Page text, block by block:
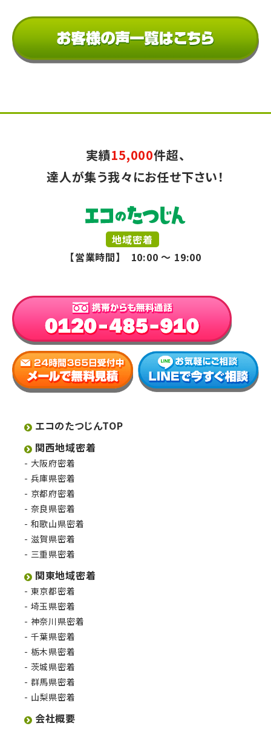
実績15,000件超、
達人が集う我々にお任せ下さい！
地域密着
【営業時間】 10:00 ～ 19:00
エコのたつじんTOP
関西地域密着
大阪府密着
兵庫県密着
京都府密着
奈良県密着
和歌山県密着
滋賀県密着
三重県密着
関東地域密着
東京都密着
埼玉県密着
神奈川県密着
千葉県密着
栃木県密着
茨城県密着
群馬県密着
山梨県密着
会社概要